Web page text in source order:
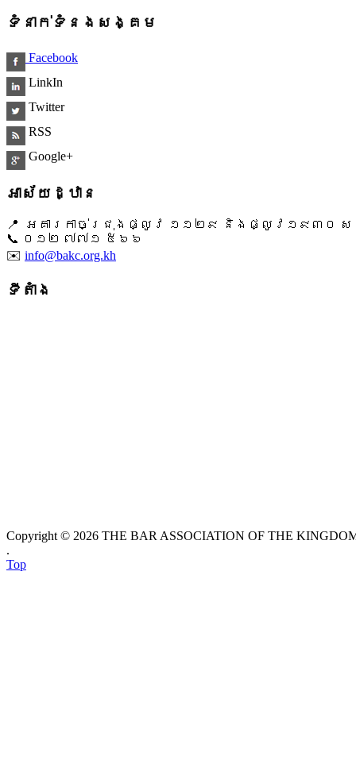
ទំនាក់ទំនងសង្គម
Facebook
LinkIn
Twitter
RSS
Google+
អាស័យដ្ឋាន
📍 អគារកាច់ជ្រុងផ្លូវ ១១២៩ និងផ្លូវ១៩៣០ ស
📞 ​០១២ ៧៧១ ៥៦៦
✉️ info@bakc.org.kh
ទីតាំង
Copyright © 2026 THE BAR ASSOCIATION OF THE
.
Top